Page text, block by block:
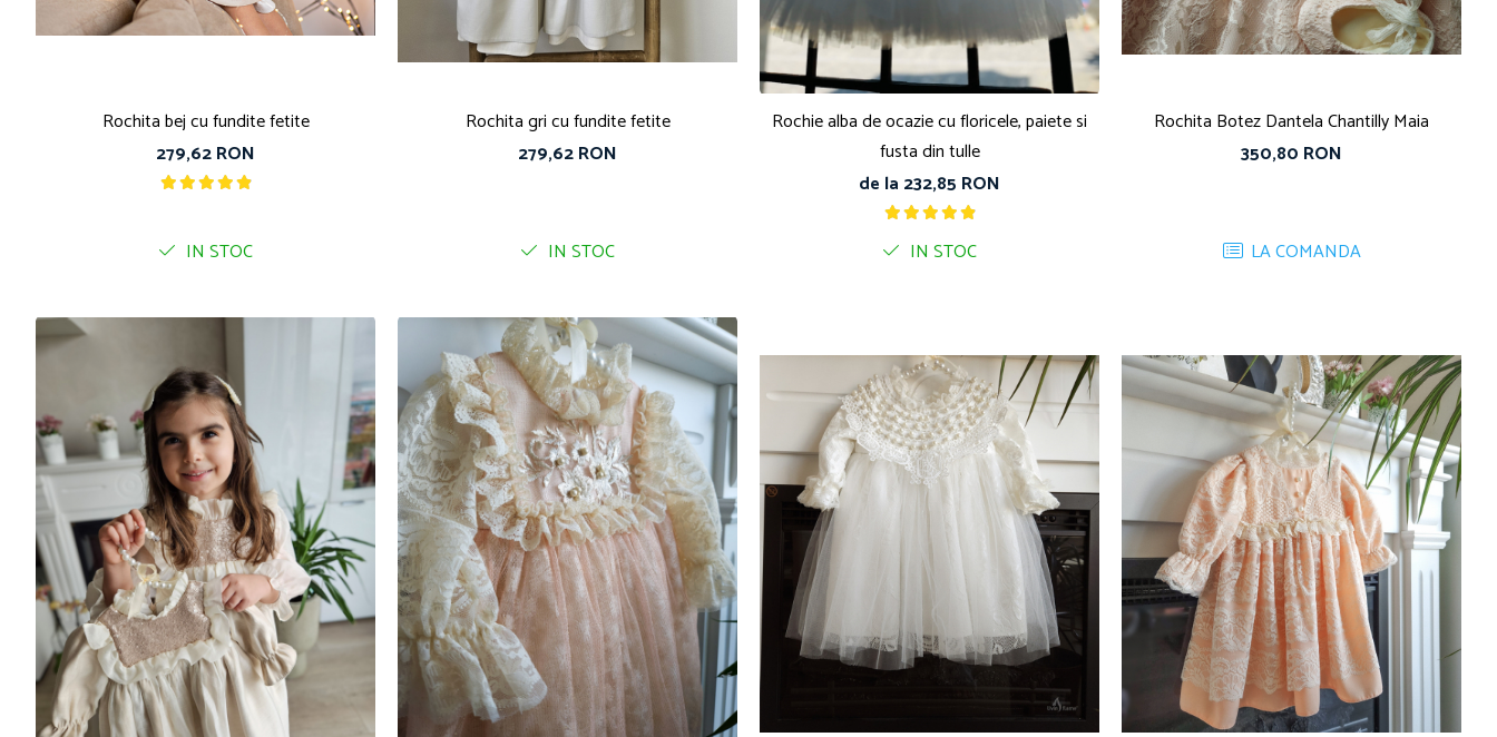
Rochita bej cu fundite fetite
279,62 RON
IN STOC
Rochita gri cu fundite fetite
279,62 RON
IN STOC
Rochie alba de ocazie cu floricele, paiete si
fusta din tulle
de la 232,85 RON
IN STOC
Rochita Botez Dantela Chantilly Maia
350,80 RON
LA COMANDA